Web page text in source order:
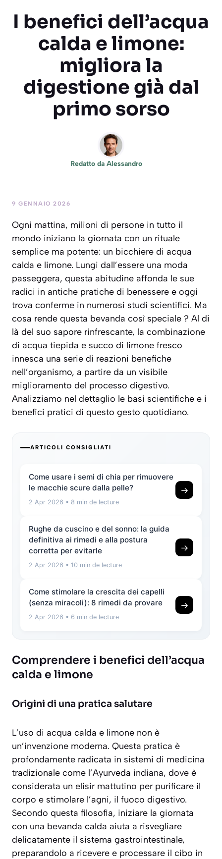
I benefici dell’acqua
calda e limone:
migliora la
digestione già dal
primo sorso
Redatto da Alessandro
9 GENNAIO 2026
Ogni mattina, milioni di persone in tutto il
mondo iniziano la giornata con un rituale
semplice ma potente: un bicchiere di acqua
calda e limone. Lungi dall’essere una moda
passeggera, questa abitudine affonda le sue
radici in antiche pratiche di benessere e oggi
trova conferme in numerosi studi scientifici. Ma
cosa rende questa bevanda così speciale ? Al di
là del suo sapore rinfrescante, la combinazione
di acqua tiepida e succo di limone fresco
innesca una serie di reazioni benefiche
nell’organismo, a partire da un visibile
miglioramento del processo digestivo.
Analizziamo nel dettaglio le basi scientifiche e i
benefici pratici di questo gesto quotidiano.
ARTICOLI CONSIGLIATI
Come usare i semi di chia per rimuovere
le macchie scure dalla pelle?
2 Apr 2026 • 8 min de lecture
→
Rughe da cuscino e del sonno: la guida
definitiva ai rimedi e alla postura
corretta per evitarle
2 Apr 2026 • 10 min de lecture
→
Come stimolare la crescita dei capelli
(senza miracoli): 8 rimedi da provare
2 Apr 2026 • 6 min de lecture
→
Comprendere i benefici dell’acqua
calda e limone
Origini di una pratica salutare
L’uso di acqua calda e limone non è
un’invenzione moderna. Questa pratica è
profondamente radicata in sistemi di medicina
tradizionale come l’Ayurveda indiana, dove è
considerata un elisir mattutino per purificare il
corpo e stimolare l’agni, il fuoco digestivo.
Secondo questa filosofia, iniziare la giornata
con una bevanda calda aiuta a risvegliare
delicatamente il sistema gastrointestinale,
preparandolo a ricevere e processare il cibo in